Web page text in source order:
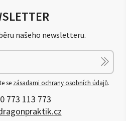
našeho newsletteru.
se zásadami ochrany osobních údajů.
773 113 773